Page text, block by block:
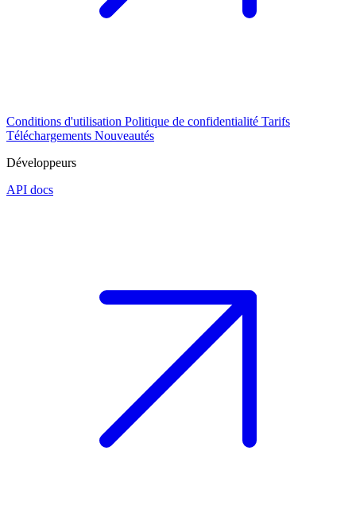
Conditions d'utilisation Politique de confidentialité Tarifs
Téléchargements Nouveautés
Développeurs
API docs